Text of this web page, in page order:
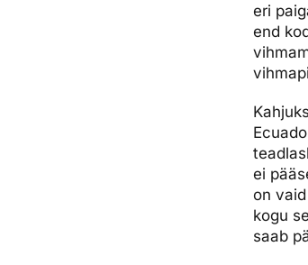
eri
end
ei
on
kogu
saab